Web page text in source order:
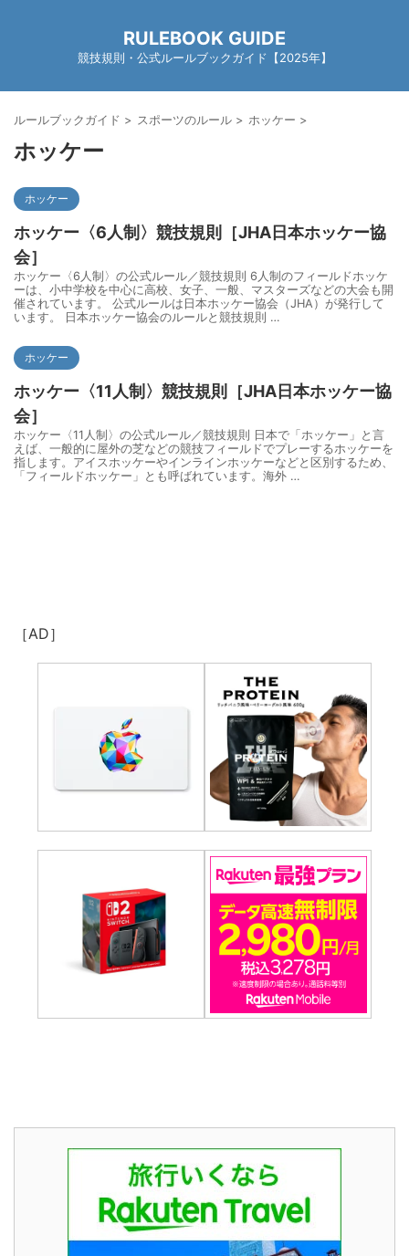
RULEBOOK GUIDE
競技規則・公式ルールブックガイド【2025年】
ルールブックガイド > スポーツのルール > ホッケー >
ホッケー
ホッケー
ホッケー〈6人制〉競技規則［JHA日本ホッケー協
会］
ホッケー〈6人制〉の公式ルール／競技規則 6人制のフィールドホッケ
ーは、小中学校を中心に高校、女子、一般、マスターズなどの大会も開
催されています。 公式ルールは日本ホッケー協会（JHA）が発行して
います。 日本ホッケー協会のルールと競技規則 …
ホッケー
ホッケー〈11人制〉競技規則［JHA日本ホッケー協
会］
ホッケー〈11人制〉の公式ルール／競技規則 日本で「ホッケー」と言
えば、一般的に屋外の芝などの競技フィールドでプレーするホッケーを
指します。アイスホッケーやインラインホッケーなどと区別するため、
「フィールドホッケー」とも呼ばれています。海外 …
［AD］